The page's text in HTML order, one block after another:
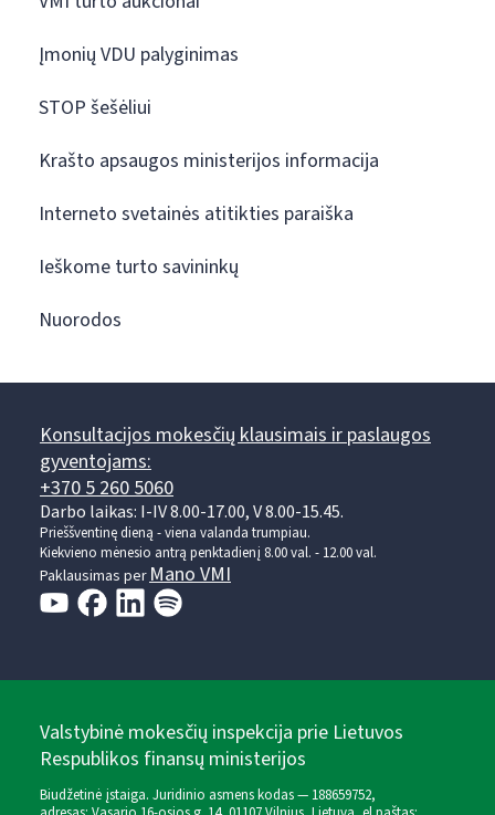
Įmonių VDU palyginimas
STOP šešėliui
Krašto apsaugos ministerijos informacija
Interneto svetainės atitikties paraiška
Ieškome turto savininkų
Nuorodos
Konsultacijos mokesčių klausimais ir paslaugos
gyventojams:
+370 5 260 5060
Darbo laikas: I-IV 8.00-17.00, V 8.00-15.45.
Prieššventinę dieną - viena valanda trumpiau.
Kiekvieno mėnesio antrą penktadienį 8.00 val. - 12.00 val.
Paklausimas per Mano VMI
Valstybinė mokesčių inspekcija prie Lietuvos
Respublikos finansų ministerijos
Biudžetinė įstaiga. Juridinio asmens kodas — 188659752,